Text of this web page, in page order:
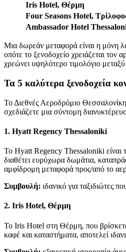
Iris Hotel, Θέρμη
Four Seasons Hotel,
Ambassador Hotel
Μια δωρεάν μεταφορά είναι η μόνη
οπότε το ξενοδοχείο χρειάζεται
χρεώνει υψηλότερο τιμολόγιο
Τα 5 καλύτερα ξενοδοχεία
Το Διεθνές Αεροδρόμιο
σχεδιάζετε μια σύντομη
1. Hyatt Regency Thessaloniki
Το Hyatt Regency Thessaloniki είναι
διαθέτει ευρύχωρα δωμάτια,
αμφίδρομη μεταφορά προς/από το
Συμβουλή: ιδανικό για ταξιδιώτες
2. Iris Hotel, Θέρμη
Το Iris Hotel στη Θέρμη, που
καφέ και καταστήματα, αποτελεί